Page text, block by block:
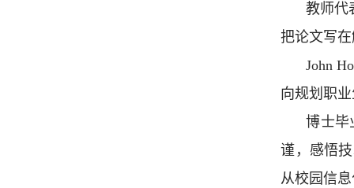
教师代
把论文写
John
向规划职
博士毕
谨，感悟
从校园信